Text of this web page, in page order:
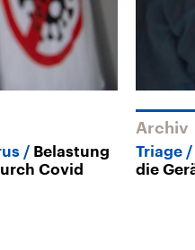
Belastung
Covid
Archiv
Triage
die